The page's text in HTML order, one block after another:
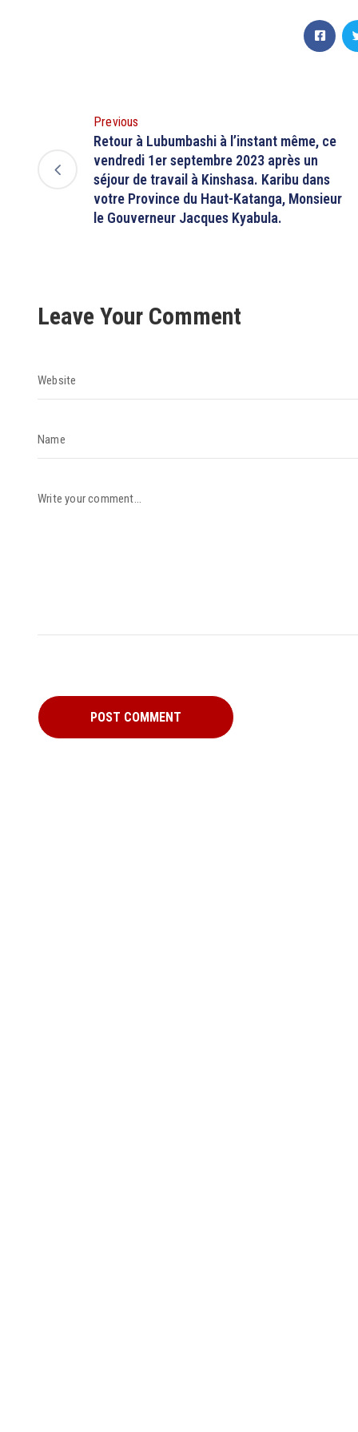
Previous
Retour à Lubumbashi à l’instant même, ce
vendredi 1er septembre 2023 après un
séjour de travail à Kinshasa. Karibu dans
votre Province du Haut-Katanga, Monsieur
le Gouverneur Jacques Kyabula.
Leave Your Comment